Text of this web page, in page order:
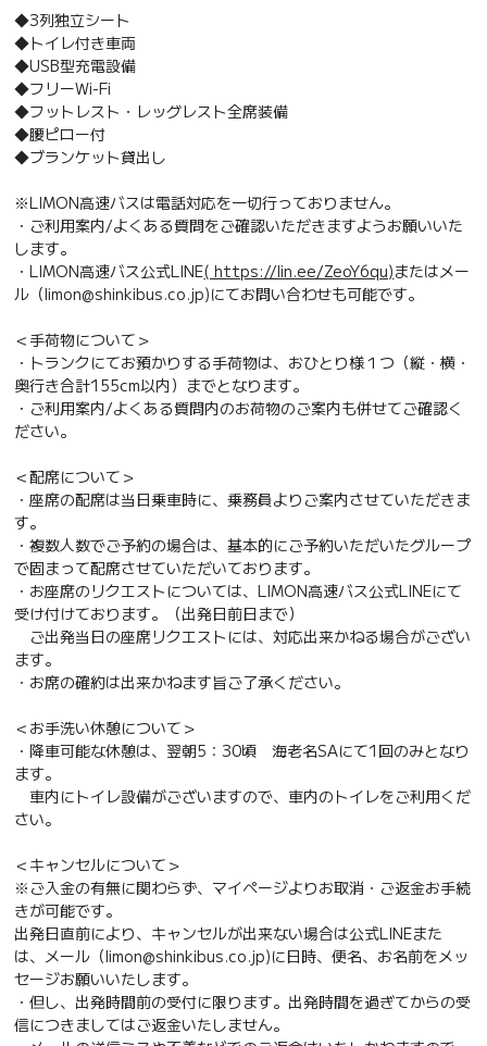
◆3列独立シート
◆トイレ付き車両
◆USB型充電設備
◆フリーWi-Fi
◆フットレスト・レッグレスト全席装備
◆腰ピロー付
◆ブランケット貸出し
※LIMON高速バスは電話対応を一切行っておりません。
・ご利用案内/よくある質問をご確認いただきますようお願いいた
します。
・LIMON高速バス公式LINE( https://lin.ee/ZeoY6qu)またはメー
ル（limon@shinkibus.co.jp)にてお問い合わせも可能です。
＜手荷物について＞
・トランクにてお預かりする手荷物は、おひとり様１つ（縦・横・
奥行き合計155cm以内）までとなります。
・ご利用案内/よくある質問内のお荷物のご案内も併せてご確認く
ださい。
＜配席について＞
・座席の配席は当日乗車時に、乗務員よりご案内させていただきま
す。
・複数人数でご予約の場合は、基本的にご予約いただいたグループ
で固まって配席させていただいております。
・お座席のリクエストについては、LIMON高速バス公式LINEにて
受け付けております。（出発日前日まで）
ご出発当日の座席リクエストには、対応出来かねる場合がござい
ます。
・お席の確約は出来かねます旨ご了承ください。
＜お手洗い休憩について＞
・降車可能な休憩は、翌朝5：30頃 海老名SAにて1回のみとなり
ます。
車内にトイレ設備がございますので、車内のトイレをご利用くだ
さい。
＜キャンセルについて＞
※ご入金の有無に関わらず、マイページよりお取消・ご返金お手続
きが可能です。
出発日直前により、キャンセルが出来ない場合は公式LINEまた
は、メール（limon@shinkibus.co.jp)に日時、便名、お名前をメッ
セージお願いいたします。
・但し、出発時間前の受付に限ります。出発時間を過ぎてからの受
信につきましてはご返金いたしません。